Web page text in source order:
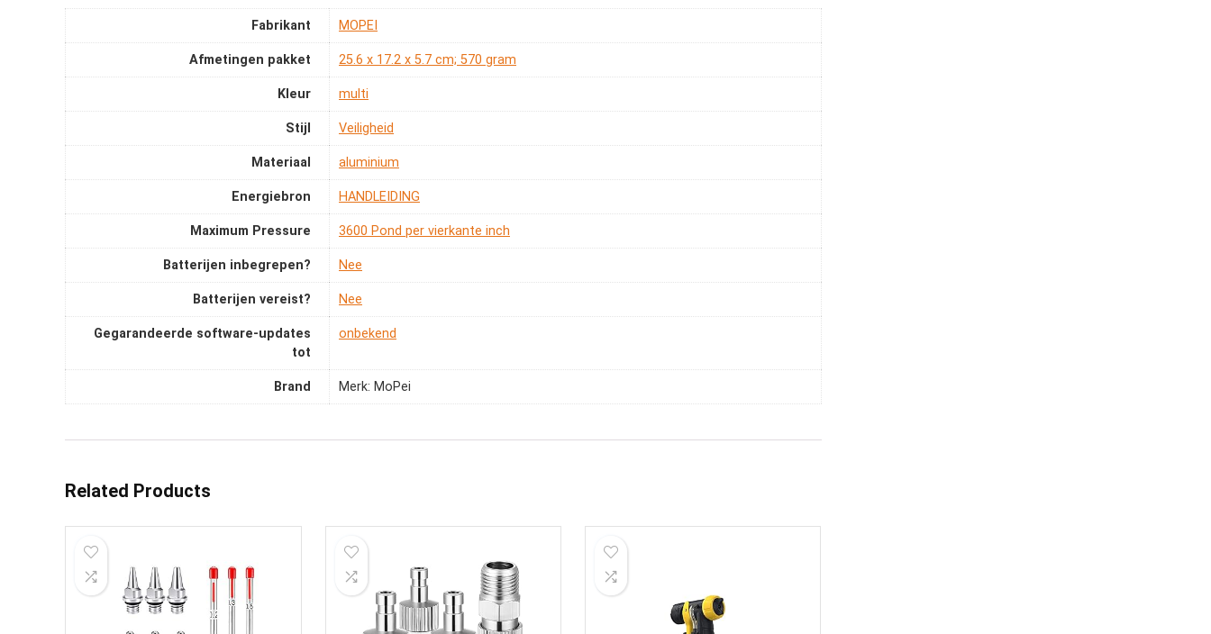
Fabrikant ‎MOPEI
Afmetingen pakket ‎25.6 x 17.2 x 5.7 cm; 570 gram
Kleur ‎multi
Stijl ‎Veiligheid
Materiaal ‎aluminium
Energiebron ‎HANDLEIDING
Maximum Pressure ‎3600 Pond per vierkante inch
Batterijen inbegrepen? ‎Nee
Batterijen vereist? ‎Nee
Gegarandeerde software-updates
tot
‎onbekend
Brand Merk: MoPei
Related Products